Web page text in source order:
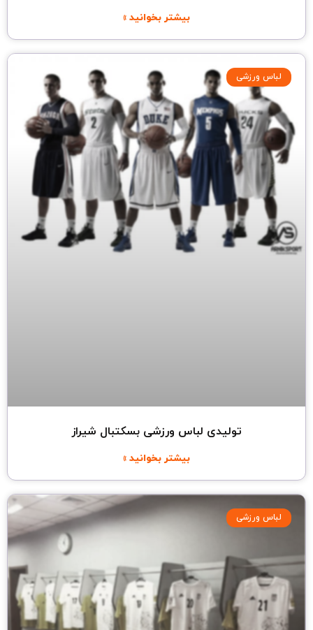
بیشتر بخوانید »
لباس ورزشی
تولیدی لباس ورزشی بسکتبال شیراز
بیشتر بخوانید »
لباس ورزشی